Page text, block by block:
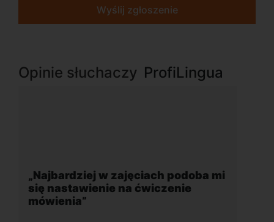
Wyślij zgłoszenie
Opinie słuchaczy ProfiLingua
podoba mi
„Wygodna, nowoczesna
położona w dogodnej